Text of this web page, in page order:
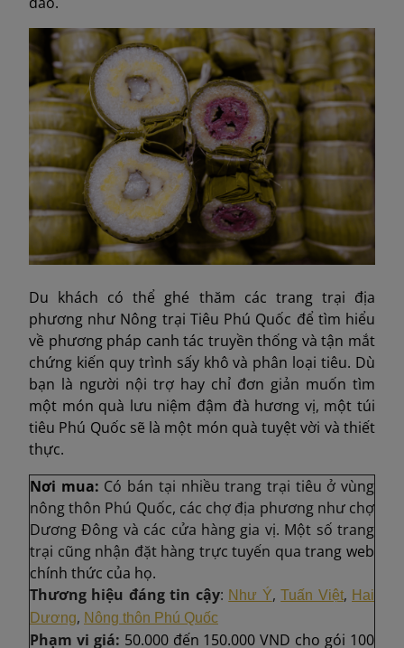
Du khách có thể ghé thăm các trang trại địa
phương như Nông trại Tiêu Phú Quốc để tìm hiểu
về phương pháp canh tác truyền thống và tận mắt
chứng kiến quy trình sấy khô và phân loại tiêu. Dù
bạn là người nội trợ hay chỉ đơn giản muốn tìm
một món quà lưu niệm đậm đà hương vị, một túi
tiêu Phú Quốc sẽ là một món quà tuyệt vời và thiết
thực.
Nơi mua: Có bán tại nhiều trang trại tiêu ở vùng
nông thôn Phú Quốc, các chợ địa phương như chợ
Dương Đông và các cửa hàng gia vị. Một số trang
trại cũng nhận đặt hàng trực tuyến qua trang web
chính thức của họ.
Thương hiệu đáng tin cậy: Như Ý,Tuấn Việt, Hai
Dương, Nông thôn Phú Quốc
Phạm vi giá: 50.000 đến 150.000 VND cho gói 100